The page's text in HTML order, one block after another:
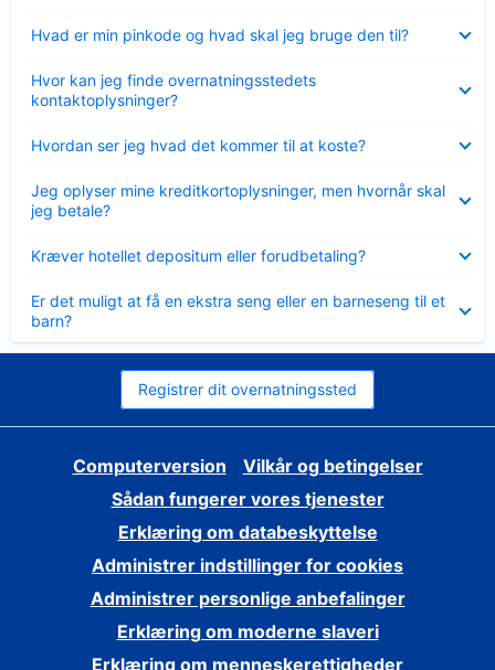
Hvad er min pinkode og hvad skal jeg bruge den til?
Hvor kan jeg finde overnatningsstedets
kontaktoplysninger?
Hvordan ser jeg hvad det kommer til at koste?
Jeg oplyser mine kreditkortoplysninger, men hvornår skal
jeg betale?
Kræver hotellet depositum eller forudbetaling?
Er det muligt at få en ekstra seng eller en barneseng til et
barn?
Registrer dit overnatningssted
Computerversion
Vilkår og betingelser
Sådan fungerer vores tjenester
Erklæring om databeskyttelse
Administrer indstillinger for cookies
Administrer personlige anbefalinger
Erklæring om moderne slaveri
Erklæring om menneskerettigheder